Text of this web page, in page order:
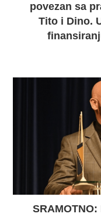
povezan sa
Tito i Dino.